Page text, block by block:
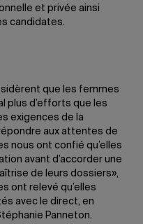
et privée ainsi
candidates.
que les femmes
plus d’efforts que les
exigences de la
aux attentes de
nous ont confié qu’elles
avant d’accorder une
de leurs dossiers»,
ont relevé qu’elles
avec le direct, en
Panneton.